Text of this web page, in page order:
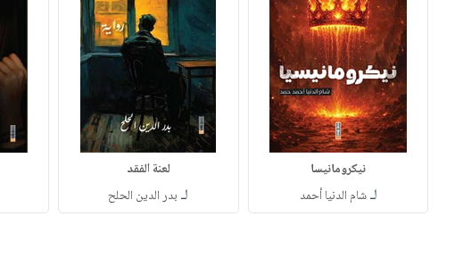
نيكرومانيسا
لـشام الدنيا أحمد
لعنة الفقد
لـ بدر الدين الحلح